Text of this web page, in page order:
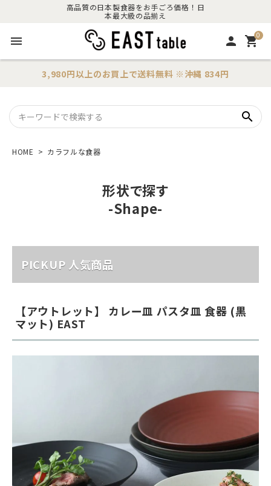
高品質の日本製食器をお手ごろ価格！日
本最大級の品揃え
menu person 0
shopping_cart
3,980円以上のお買上で送料無料 ※沖縄 834円
search
HOME カラフルな食器
形状で探す
-Shape-
PICKUP 人気商品
【アウトレット】 カレー皿 パスタ皿 食器 (黒
マット) EAST